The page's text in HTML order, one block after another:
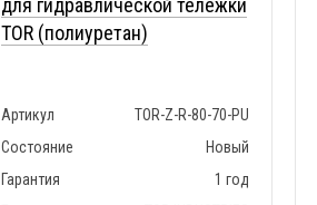
для гидравлической тележки
TOR (полиуретан)
Артикул
TOR-Z-R-80-70-PU
Состояние
Новый
Гарантия
1 год